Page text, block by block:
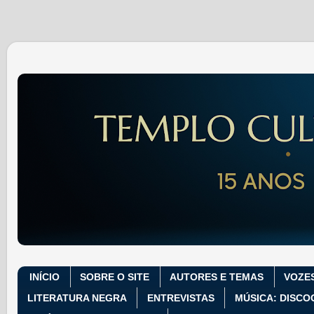
INÍCIO SOBRE O SITE AUTORES E TEMAS
LITERATURA NEGRA
ENTREVISTAS
MÚSICA: